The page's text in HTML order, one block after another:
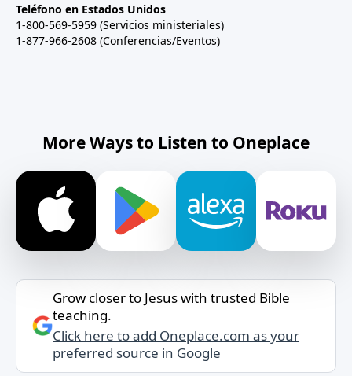
Teléfono en Estados Unidos
1-800-569-5959 (Servicios ministeriales)
1-877-966-2608 (Conferencias/Eventos)
More Ways to Listen to Oneplace
Grow closer to Jesus with trusted Bible
teaching.
Click here to add Oneplace.com as your
preferred source in Google